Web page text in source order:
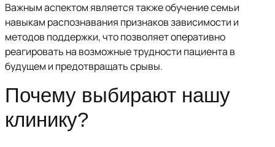
Важным аспектом является также обучение семьи
навыкам распознавания признаков зависимости и
методов поддержки, что позволяет оперативно
реагировать на возможные трудности пациента в
будущем и предотвращать срывы.
Почему выбирают нашу
клинику?